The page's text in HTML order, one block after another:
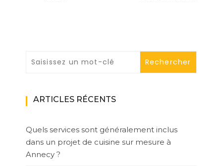
ARTICLES RÉCENTS
Quels services sont généralement inclus
dans un projet de cuisine sur mesure à
Annecy ?